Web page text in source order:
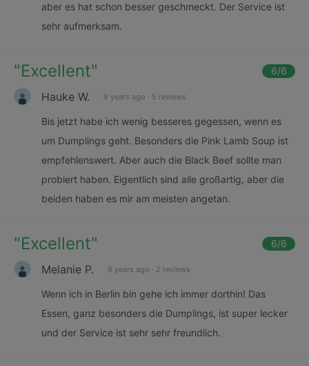
aber es hat schon besser geschmeckt. Der Service ist
sehr aufmerksam.
"Excellent" 6/6
Hauke W. 9 years ago · 5 reviews
Bis jetzt habe ich wenig besseres gegessen, wenn es
um Dumplings geht. Besonders die Pink Lamb Soup ist
empfehlenswert. Aber auch die Black Beef sollte man
probiert haben. Eigentlich sind alle großartig, aber die
beiden haben es mir am meisten angetan.
"Excellent" 6/6
Melanie P. 9 years ago · 2 reviews
Wenn ich in Berlin bin gehe ich immer dorthin! Das
Essen, ganz besonders die Dumplings, ist super lecker
und der Service ist sehr sehr freundlich.